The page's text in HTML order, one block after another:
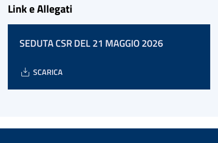
Link e Allegati
SEDUTA CSR DEL 21 MAGGIO 2026
SCARICA